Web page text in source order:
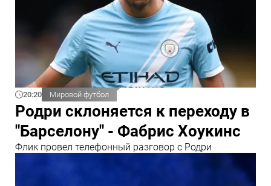
20:20 Мировой футбол
Родри склоняется к переходу в
"Барселону" - Фабрис Хоукинс
Флик провел телефонный разговор с Родри